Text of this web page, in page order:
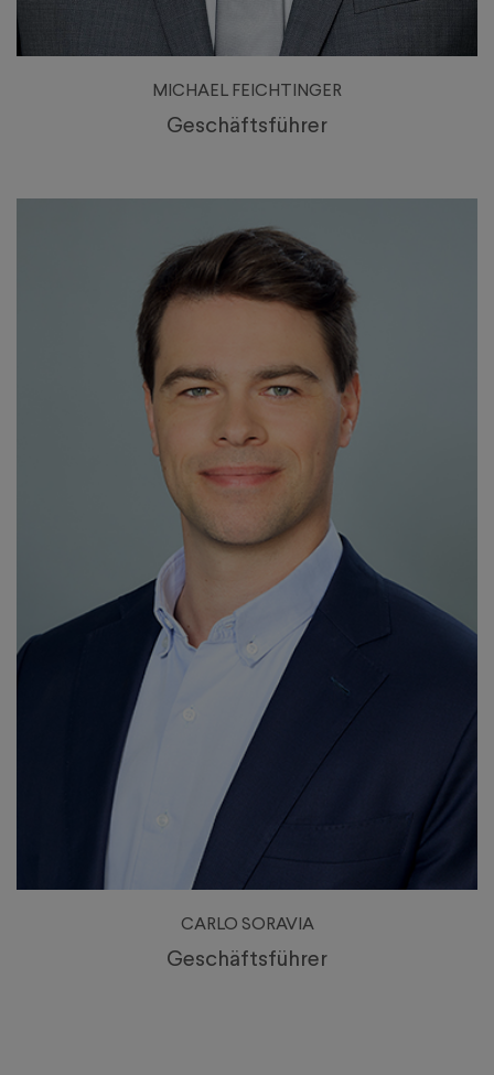
MICHAEL FEICHTINGER
Geschäftsführer
CARLO SORAVIA
Geschäftsführer